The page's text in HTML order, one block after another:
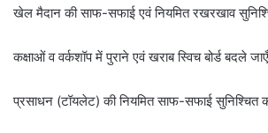
खेल मैदान की साफ-सफाई एवं नियमित रखरखाव
कक्षाओं व वर्कशॉप में पुराने एवं खराब स्विच बोर्ड बदले
प्रसाधन (टॉयलेट) की नियमित साफ-सफाई सुनिश्चित